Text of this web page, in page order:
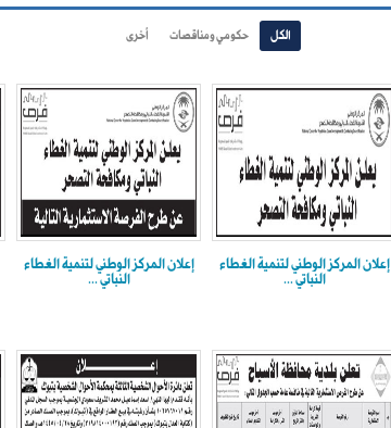
الكل حكومي ومناقصات أخرى
إعلان المركز الوطني لتنمية الغطاء
النباتي ...
إعلان المركز الوطني لتنمية الغطاء
النباتي ...